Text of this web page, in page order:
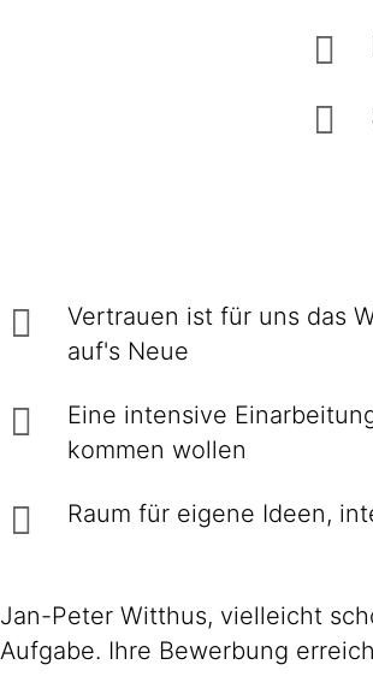
Vertrauen ist für uns das
auf's Neue
Eine intensive
kommen wollen
Raum für eigene Ideen,
Jan-Peter Witthus, vielleicht
Aufgabe. Ihre Bewerbung